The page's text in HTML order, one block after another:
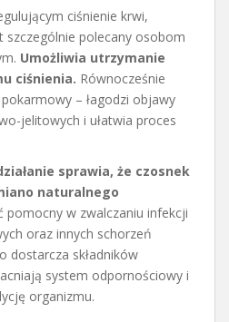
ciśnienie krwi,
szczególnie polecany osobom
Umożliwia utrzymanie
ciśnienia. Równocześnie
– łagodzi objawy
jelitowych i ułatwia proces
sprawia, że czosnek
naturalnego
pomocny w zwalczaniu infekcji
oraz innych schorzeń
dostarcza składników
system odpornościowy i
organizmu.